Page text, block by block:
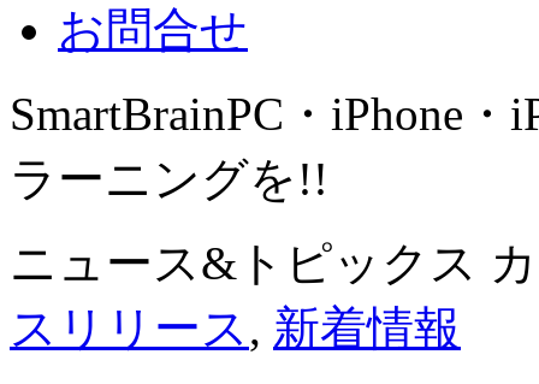
お問合せ
SmartBrainPC・iPhone・
ラーニングを!!
ニュース&トピックス
スリリース, 新着情報